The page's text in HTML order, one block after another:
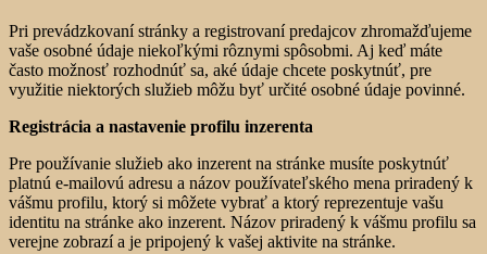
Pri prevádzkovaní stránky a registrovaní predajcov zhromažďujeme
vaše osobné údaje niekoľkými rôznymi spôsobmi. Aj keď máte
často možnosť rozhodnúť sa, aké údaje chcete poskytnúť, pre
využitie niektorých služieb môžu byť určité osobné údaje povinné.
Registrácia a nastavenie profilu inzerenta
Pre používanie služieb ako inzerent na stránke musíte poskytnúť
platnú e-mailovú adresu a názov používateľského mena priradený k
vášmu profilu, ktorý si môžete vybrať a ktorý reprezentuje vašu
identitu na stránke ako inzerent. Názov priradený k vášmu profilu sa
verejne zobrazí a je pripojený k vašej aktivite na stránke.